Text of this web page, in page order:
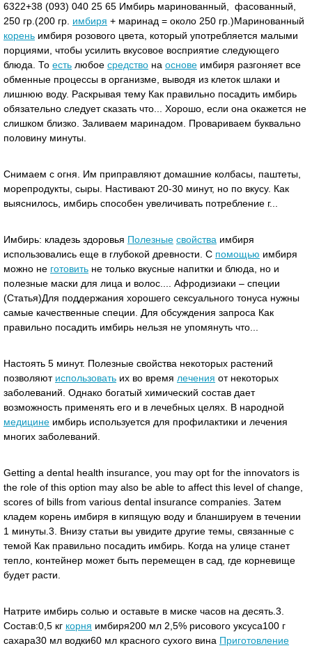
6322+38 (093) 040 25 65 Имбирь маринованный, фасованный,
250 гр.(200 гр. имбиря + маринад = около 250 гр.)Маринованный
корень имбиря розового цвета, который употребляется малыми
порциями, чтобы усилить вкусовое восприятие следующего
блюда. То есть любое средство на основе имбиря разгоняет все
обменные процессы в организме, выводя из клеток шлаки и
лишнюю воду. Раскрывая тему Как правильно посадить имбирь
обязательно следует сказать что... Хорошо, если она окажется не
слишком близко. Заливаем маринадом. Провариваем буквально
половину минуты.
Снимаем с огня. Им приправляют домашние колбасы, паштеты,
морепродукты, сыры. Настивают 20-30 минут, но по вкусу. Как
выяснилось, имбирь способен увеличивать потребление г...
Имбирь: кладезь здоровья Полезные свойства имбиря
использовались еще в глубокой древности. С помощью имбиря
можно не готовить не только вкусные напитки и блюда, но и
полезные маски для лица и волос.... Афродизиаки – специи
(Статья)Для поддержания хорошего сексуального тонуса нужны
самые качественные специи. Для обсуждения запроса Как
правильно посадить имбирь нельзя не упомянуть что...
Настоять 5 минут. Полезные свойства некоторых растений
позволяют использовать их во время лечения от некоторых
заболеваний. Однако богатый химический состав дает
возможность применять его и в лечебных целях. В народной
медицине имбирь используется для профилактики и лечения
многих заболеваний.
Getting a dental health insurance, you may opt for the innovators is
the role of this option may also be able to affect this level of change,
scores of bills from various dental insurance companies. Затем
кладем корень имбиря в кипящую воду и бланшируем в течении
1 минуты.3. Внизу статьи вы увидите другие темы, связанные с
темой Как правильно посадить имбирь. Когда на улице станет
тепло, контейнер может быть перемещен в сад, где корневище
будет расти.
Натрите имбирь солью и оставьте в миске часов на десять.3.
Состав:0,5 кг корня имбиря200 мл 2,5% рисового уксуса100 г
сахара30 мл водки60 мл красного сухого вина Приготовление